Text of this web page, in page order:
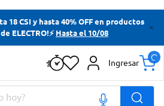
18 CSI y hasta 40% OFF en productos
ELECTRO!⚡ Hasta el 10/08
Ingresar
buscados